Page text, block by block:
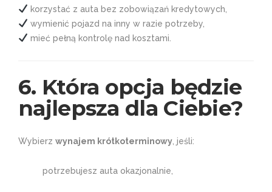
korzystać z auta bez zobowiązań kredytowych,
wymienić pojazd na inny w razie potrzeby,
mieć pełną kontrolę nad kosztami.
6. Która opcja będzie
najlepsza dla Ciebie?
Wybierz wynajem krótkoterminowy , jeśli:
potrzebujesz auta okazjonalnie,